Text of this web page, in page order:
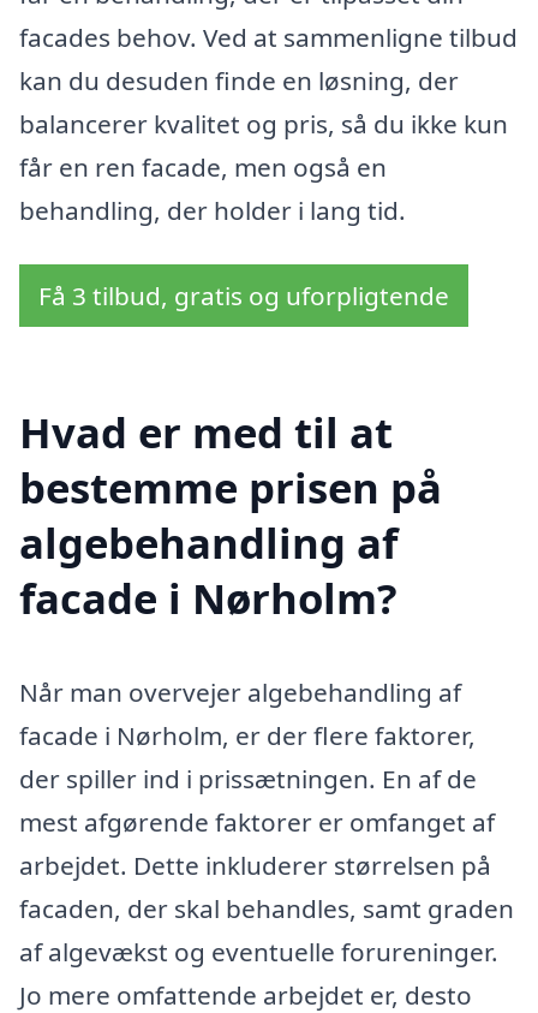
facades behov. Ved at sammenligne tilbud
kan du desuden finde en løsning, der
balancerer kvalitet og pris, så du ikke kun
får en ren facade, men også en
behandling, der holder i lang tid.
Få 3 tilbud, gratis og uforpligtende
Hvad er med til at
bestemme prisen på
algebehandling af
facade i Nørholm?
Når man overvejer algebehandling af
facade i Nørholm, er der flere faktorer,
der spiller ind i prissætningen. En af de
mest afgørende faktorer er omfanget af
arbejdet. Dette inkluderer størrelsen på
facaden, der skal behandles, samt graden
af algevækst og eventuelle forureninger.
Jo mere omfattende arbejdet er, desto